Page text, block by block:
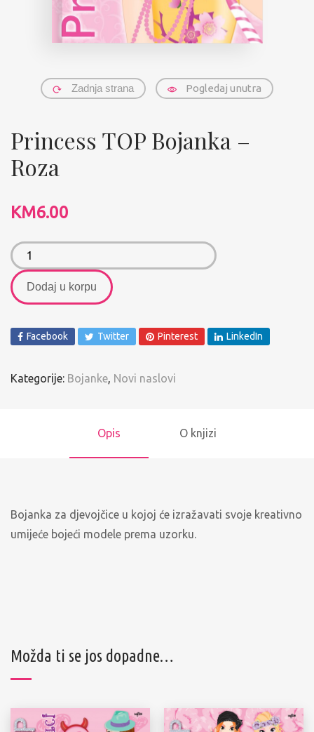
Zadnja strana Pogledaj unutra
Princess TOP Bojanka –
Roza
KM6.00
Dodaj u korpu
Facebook Twitter Pinterest LinkedIn
Kategorije: Bojanke, Novi naslovi
Opis O knjizi
Bojanka za djevojčice u kojoj će izražavati svoje kreativno
umijeće bojeći modele prema uzorku.
Možda ti se jos dopadne…